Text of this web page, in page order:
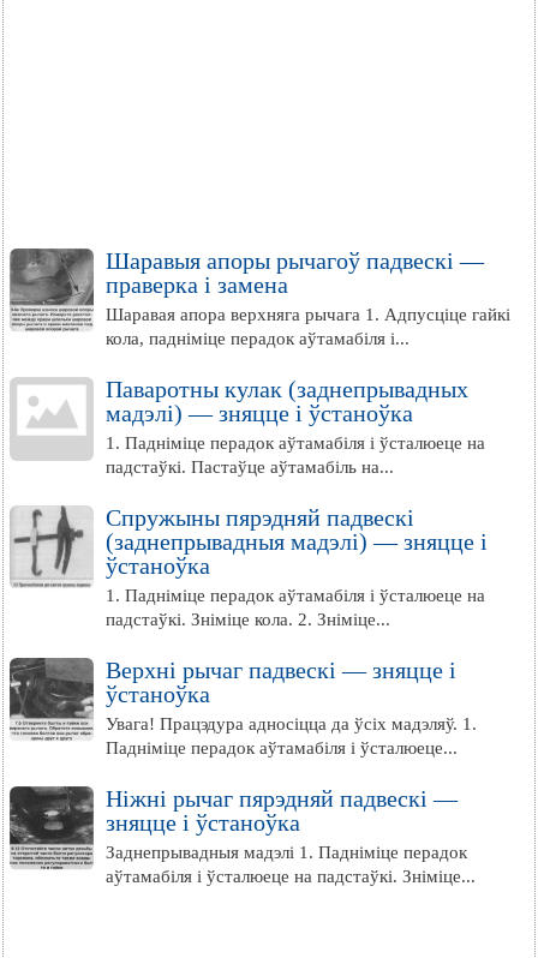
Шаравыя апоры рычагоў падвескі —
праверка і замена
Шаравая апора верхняга рычага 1. Адпусціце гайкі
кола, падніміце перадок аўтамабіля і...
Паваротны кулак (заднепрывадных
мадэлі) — зняцце і ўстаноўка
1. Падніміце перадок аўтамабіля і ўсталюеце на
падстаўкі. Пастаўце аўтамабіль на...
Спружыны пярэдняй падвескі
(заднепрывадныя мадэлі) — зняцце і
ўстаноўка
1. Падніміце перадок аўтамабіля і ўсталюеце на
падстаўкі. Зніміце кола. 2. Зніміце...
Верхні рычаг падвескі — зняцце і
ўстаноўка
Увага! Працэдура адносіцца да ўсіх мадэляў. 1.
Падніміце перадок аўтамабіля і ўсталюеце...
Ніжні рычаг пярэдняй падвескі —
зняцце і ўстаноўка
Заднепрывадныя мадэлі 1. Падніміце перадок
аўтамабіля і ўсталюеце на падстаўкі. Зніміце...